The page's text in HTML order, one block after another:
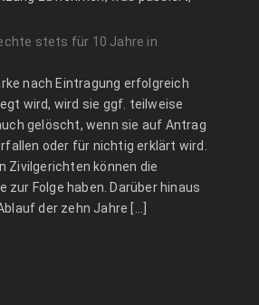
stets für 10 Jahre in
nach Eintragung erfolgreich
wird, wird sie ggf. teilweise
gelöscht, wenn sie auf Antrag
oder für nichtig erklärt wird.
Zivilgerichten können die
zur Folge haben. Darüber hinaus
der zehn Jahre […]